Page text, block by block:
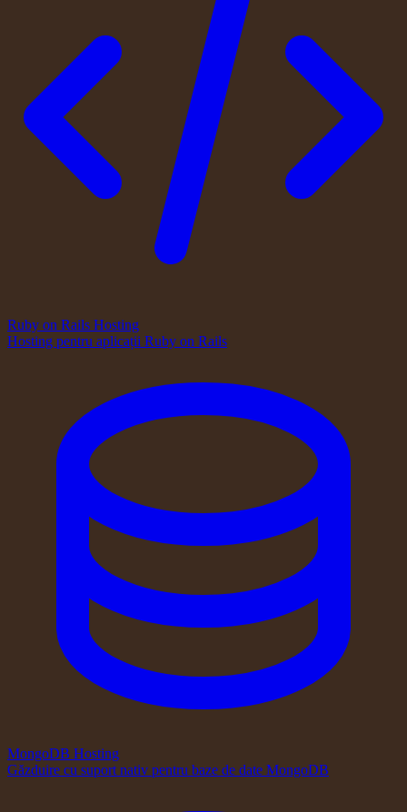
Ruby on Rails Hosting
Hosting pentru aplicații Ruby on Rails
MongoDB Hosting
Găzduire cu suport nativ pentru baze de date MongoDB